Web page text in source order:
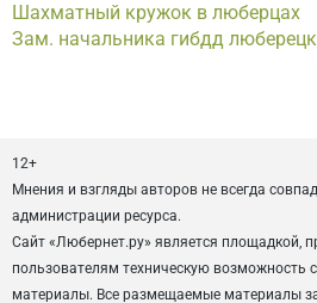
Шахматный кружок в люберцах
Зам. начальника гибдд
12+
Мнения и взгляды авторов не всегда
администрации ресурса.
Сайт «Любернет.ру» является площадкой,
пользователям техническую возможность
материалы. Все размещаемые материалы